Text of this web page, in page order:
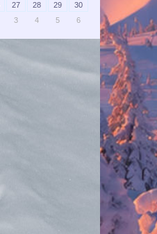
27 28 29
30
3 4 5 6